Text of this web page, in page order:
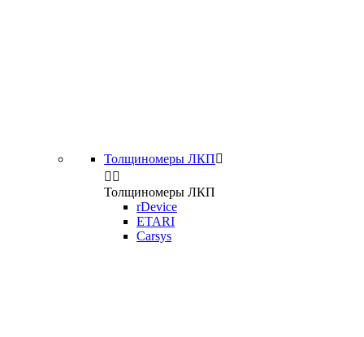
Толщиномеры ЛКП
 
Толщиномеры ЛКП
rDevice
ETARI
Carsys